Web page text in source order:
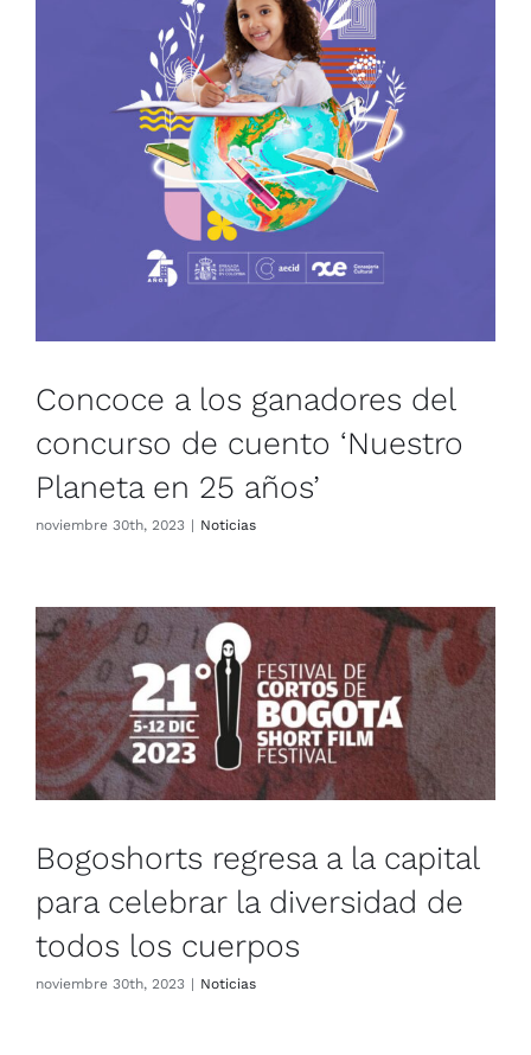
Concoce a los ganadores del
concurso de cuento ‘Nuestro
Planeta en 25 años’
Noticias
Concoce a los ganadores del
concurso de cuento ‘Nuestro
Planeta en 25 años’
noviembre 30th, 2023 | Noticias
Bogoshorts regresa a la capital
para celebrar la diversidad de
todos los cuerpos
Noticias
Bogoshorts regresa a la capital
para celebrar la diversidad de
todos los cuerpos
noviembre 30th, 2023 | Noticias